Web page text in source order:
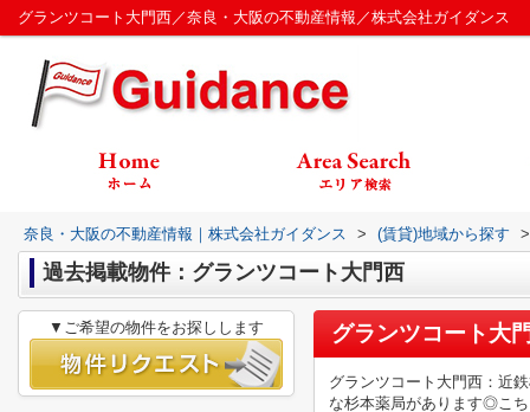
グランツコート大門西／奈良・大阪の不動産情報／株式会社ガイダンス
奈良・大阪の不動産情報｜株式会社ガイダンス > (賃貸)地域から探す >
過去掲載物件：グランツコート大門西
グランツコート大
グランツコート大門西：近
な杉本薬局があります◎こ
▼ご希望の物件をお探しします